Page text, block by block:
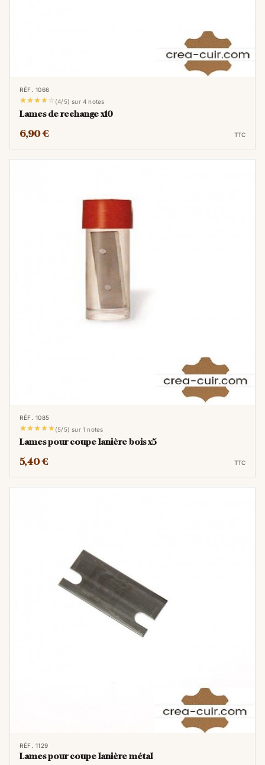
RÉF. 1066
  (4/5) sur 4 notes
Lames de rechange x10
6,90 € TTC
RÉF. 1085
(5/5) sur 1 notes
Lames pour coupe lanière bois x5
5,40 € TTC
RÉF. 1129
Lames pour coupe lanière métal